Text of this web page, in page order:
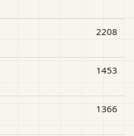
2208
1453
1366